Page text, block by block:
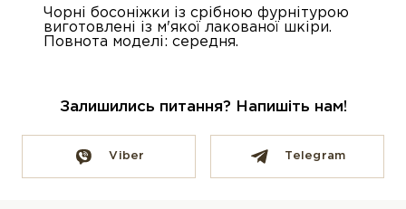
Чорні босоніжки із срібною фурнітурою
виготовлені із м'якої лакованої шкіри.
Повнота моделі: середня.
Залишились питання? Напишіть нам!
Viber Telegram